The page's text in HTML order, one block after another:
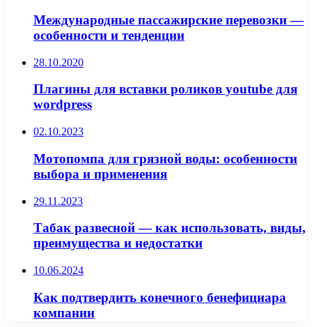
Международные пассажирские перевозки —
особенности и тенденции
28.10.2020
Плагины для вставки роликов youtube для
wordpress
02.10.2023
Мотопомпа для грязной воды: особенности
выбора и применения
29.11.2023
Табак развесной — как использовать, виды,
преимущества и недостатки
10.06.2024
Как подтвердить конечного бенефициара
компании